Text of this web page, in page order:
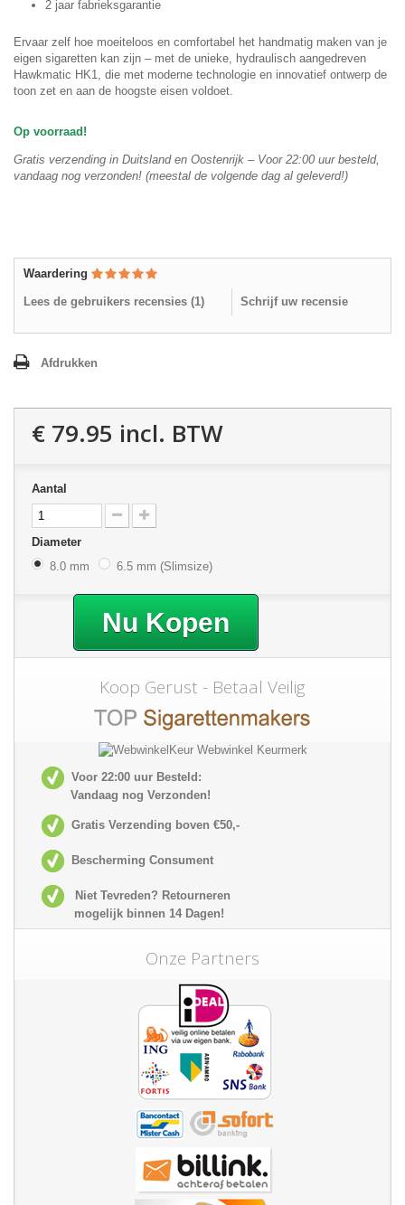
2 jaar fabrieksgarantie
Ervaar zelf hoe moeiteloos en comfortabel het handmatig maken van je
eigen sigaretten kan zijn – met de unieke, hydraulisch aangedreven
Hawkmatic HK1, die met moderne technologie en innovatief ontwerp de
toon zet en aan de hoogste eisen voldoet.
Op voorraad!
Gratis verzending in Duitsland en Oostenrijk – Voor 22:00 uur besteld,
vandaag nog verzonden! (meestal de volgende dag al geleverd!)
Waardering
Lees de gebruikers recensies (1) Schrijf uw recensie
Afdrukken
€ 79.95 incl. BTW
Aantal
Diameter
8.0 mm
6.5 mm (Slimsize)
Nu Kopen
Koop Gerust - Betaal Veilig
Voor 22:00 uur Besteld:
Vandaag nog Verzonden!
Gratis Verzending boven €50,-
Bescherming Consument
Niet Tevreden? Retourneren
mogelijk binnen 14 Dagen!
Onze Partners